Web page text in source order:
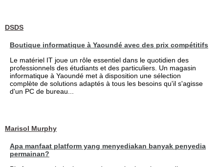
DSDS
Boutique informatique à Yaoundé avec des prix compétitifs
Le matériel IT joue un rôle essentiel dans le quotidien des
professionnels des étudiants et des particuliers. Un magasin
informatique à Yaoundé met à disposition une sélection
complète de solutions adaptés à tous les besoins qu'il s'agisse
d'un PC de bureau...
Marisol Murphy
Apa manfaat platform yang menyediakan banyak penyedia
permainan?